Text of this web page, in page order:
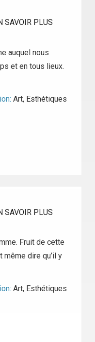
SAVOIR PLUS
auquel nous
et en tous lieux.
Art, Esthétiques
SAVOIR PLUS
Fruit de cette
même dire qu’il y
Art, Esthétiques